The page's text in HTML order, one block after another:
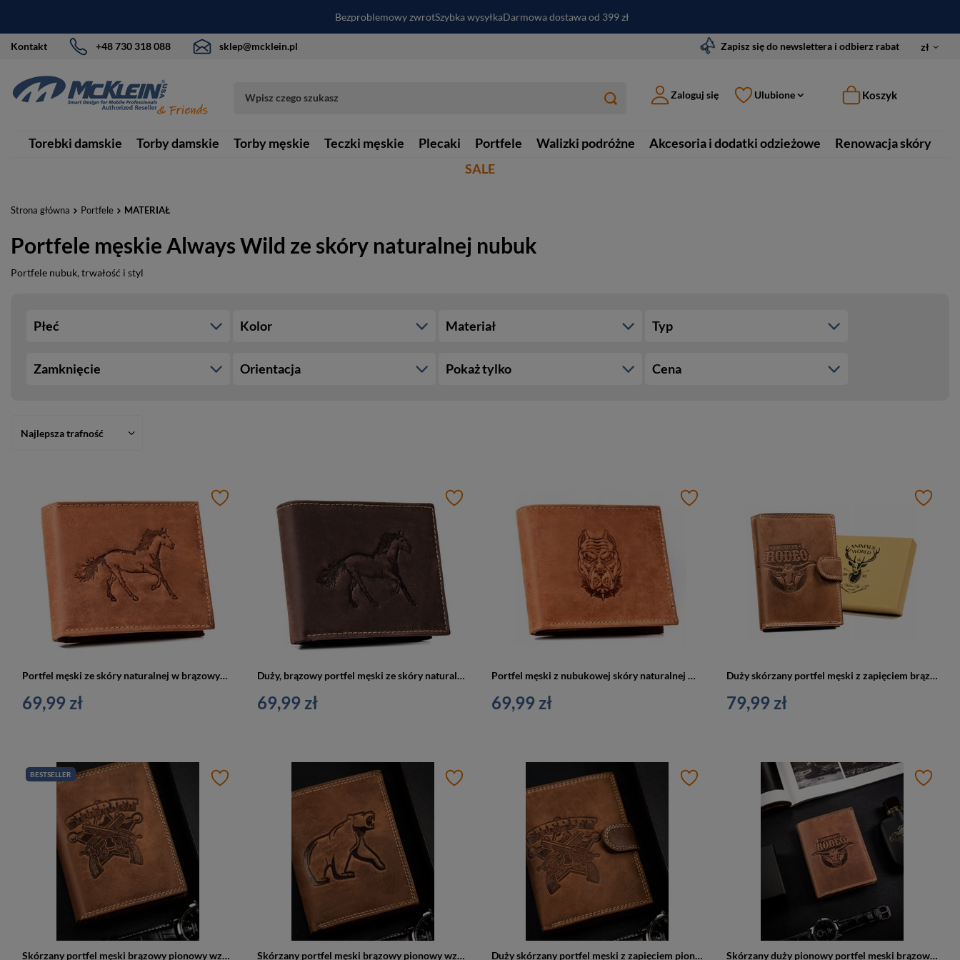
Bezproblemowy zwrotSzybka wysyłkaDarmowa dostawa od 399 zł
Kontakt +48 730 318 088 sklep@mcklein.pl Zapisz się do newslettera i odbierz rabat zł
Zaloguj się Ulubione Koszyk
Torebki damskie Torby damskie Torby męskie Teczki męskie Plecaki Portfele Walizki podróżne Akcesoria i dodatki odzieżowe
Renowacja skóry
SALE
Strona główna Portfele MATERIAŁ
Portfele męskie Always Wild ze skóry naturalnej nubuk
Portfele nubuk, trwałość i styl
Płeć Kolor Materiał Typ
Zamknięcie Orientacja Pokaż tylko Cena
Najlepsza trafność
Portfel męski ze skóry naturalnej w brązowym kolorze, model bez zapięcia zewnętrznego - Always Wild
69,99 zł
Duży, brązowy portfel męski ze skóry naturalnej wyposażony w system RFID - Always Wild
69,99 zł
Portfel męski z nubukowej skóry naturalnej w brązowym kolorze z tłoczeniem przedstawiającym głowę psa - Always Wild
69,99 zł
Duży skórzany portfel męski z zapięciem brązowy wzór rodeo - Always Wild N4L-CHM-ROD
79,99 zł
BESTSELLER
Skórzany portfel męski brązowy pionowy wzór sheriff - Always Wild N4-CHM-SHE Skórzany portfel męski brązowy pionowy wzór miś - Always Wild N4-CHM Duży skórzany portfel męski z zapięciem pionowy brązowy wzór sheriff - Always Wild N4L-CHM-SHE Skórzany duży pionowy portfel męski brązowy z wzorem rodeo - Always Wild N4-CHM